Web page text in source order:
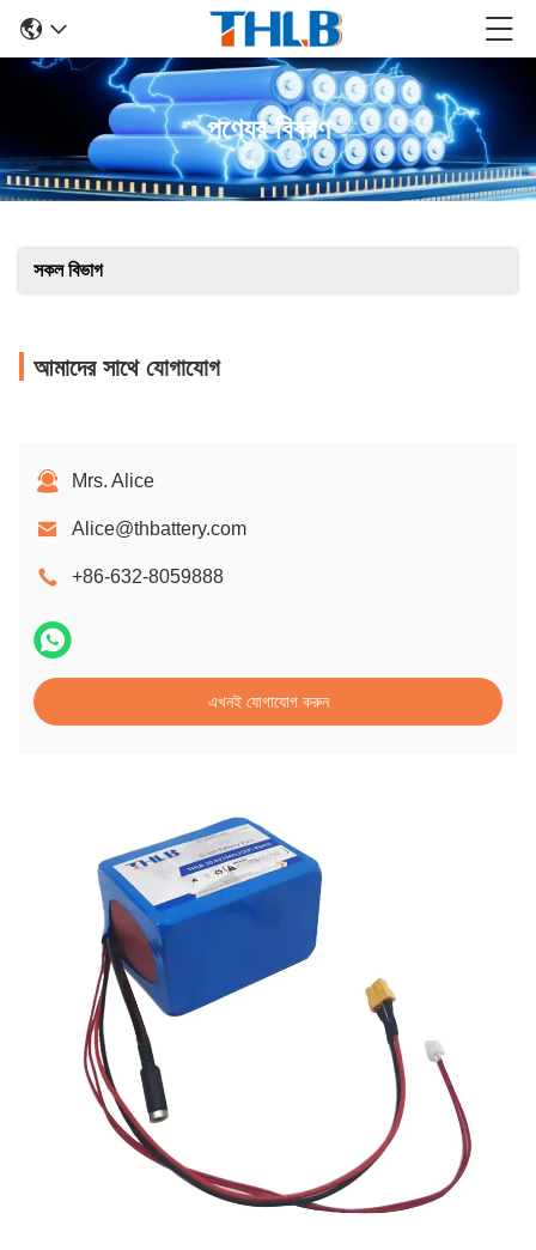
পণ্যের বিবরণ
সকল বিভাগ
আমাদের সাথে যোগাযোগ
Mrs. Alice
Alice@thbattery.com
+86-632-8059888
এখনই যোগাযোগ করুন